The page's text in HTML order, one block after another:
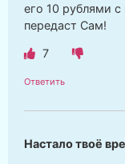
его 10 рублями с
передаст Сам!
7
Ответить
Настало твоё